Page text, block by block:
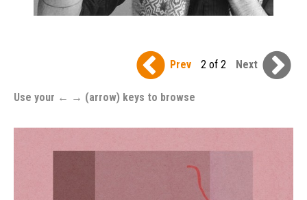
Prev 2 of 2 Next
Use your ← → (arrow) keys to browse